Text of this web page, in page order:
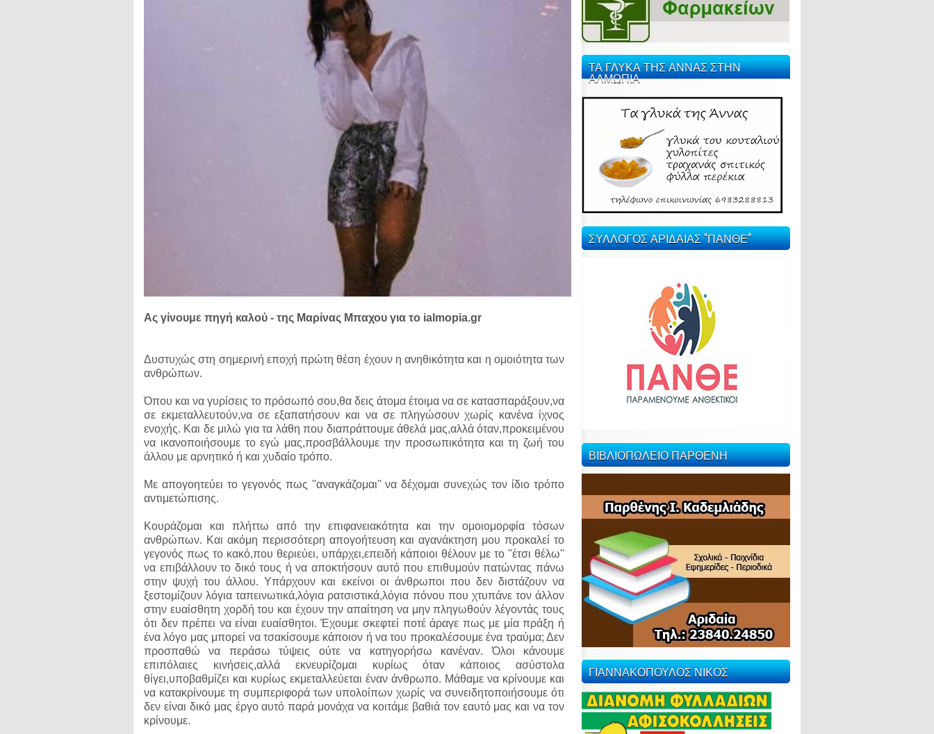
Ας γίνουμε πηγή καλού - της Μαρίνας Μπαχου για το ialmopia.gr
Δυστυχώς στη σημερινή εποχή πρώτη θέση έχουν η ανηθικότητα και η ομοιότητα των
ανθρώπων.
Όπου και να γυρίσεις το πρόσωπό σου,θα δεις άτομα έτοιμα να σε κατασπαράξουν,να
σε εκμεταλλευτούν,να σε εξαπατήσουν και να σε πληγώσουν χωρίς κανένα ίχνος
ενοχής. Και δε μιλώ για τα λάθη που διαπράττουμε άθελά μας,αλλά όταν,προκειμένου
να ικανοποιήσουμε το εγώ μας,προσβάλλουμε την προσωπικότητα και τη ζωή του
άλλου με αρνητικό ή και χυδαίο τρόπο.
Με απογοητεύει το γεγονός πως ''αναγκάζομαι'' να δέχομαι συνεχώς τον ίδιο τρόπο
αντιμετώπισης.
Κουράζομαι και πλήττω από την επιφανειακότητα και την ομοιομορφία τόσων
ανθρώπων. Και ακόμη περισσότερη απογοήτευση και αγανάκτηση μου προκαλεί το
γεγονός πως το κακό,που θεριεύει, υπάρχει,επειδή κάποιοι θέλουν με το ''έτσι θέλω''
να επιβάλλουν το δικό τους ή να αποκτήσουν αυτό που επιθυμούν πατώντας πάνω
στην ψυχή του άλλου. Υπάρχουν και εκείνοι οι άνθρωποι που δεν διστάζουν να
ξεστομίζουν λόγια ταπεινωτικά,λόγια ρατσιστικά,λόγια πόνου που χτυπάνε τον άλλον
στην ευαίσθητη χορδή του και έχουν την απαίτηση να μην πληγωθούν λέγοντάς τους
ότι δεν πρέπει να είναι ευαίσθητοι. Έχουμε σκεφτεί ποτέ άραγε πως με μία πράξη ή
ένα λόγο μας μπορεί να τσακίσουμε κάποιον ή να του προκαλέσουμε ένα τραύμα; Δεν
προσπαθώ να περάσω τύψεις ούτε να κατηγορήσω κανέναν. Όλοι κάνουμε
επιπόλαιες κινήσεις,αλλά εκνευρίζομαι κυρίως όταν κάποιος ασύστολα
θίγει,υποβαθμίζει και κυρίως εκμεταλλεύεται έναν άνθρωπο. Μάθαμε να κρίνουμε και
να κατακρίνουμε τη συμπεριφορά των υπολοίπων χωρίς να συνειδητοποιήσουμε ότι
δεν είναι δικό μας έργο αυτό παρά μονάχα να κοιτάμε βαθιά τον εαυτό μας και να τον
κρίνουμε.
ΤΑ ΓΛΥΚΑ ΤΗΣ ΑΝΝΑΣ ΣΤΗΝ
ΑΛΜΩΠΙΑ
ΣΥΛΛΟΓΟΣ ΑΡΙΔΑΙΑΣ "ΠΑΝΘΕ"
ΒΙΒΛΙΟΠΩΛΕΙΟ ΠΑΡΘΕΝΗ
ΓΙΑΝΝΑΚΟΠΟΥΛΟΣ ΝΙΚΟΣ